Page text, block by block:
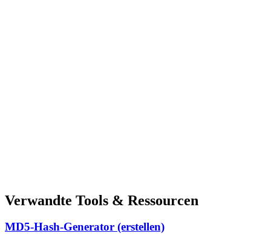
Verwandte Tools & Ressourcen
MD5-Hash-Generator (erstellen)